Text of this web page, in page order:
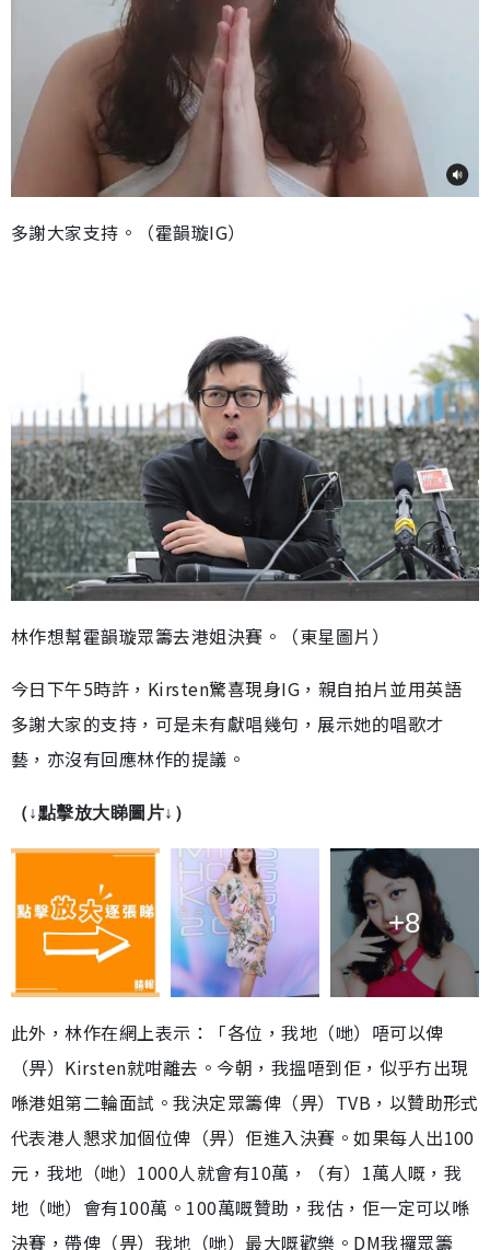
多謝大家支持。（霍韻璇IG）
林作想幫霍韻璇眾籌去港姐決賽。（東星圖片）
今日下午5時許，Kirsten驚喜現身IG，親自拍片並用英語
多謝大家的支持，可是未有獻唱幾句，展示她的唱歌才
藝，亦沒有回應林作的提議。
（↓點擊放大睇圖片↓）
+8
此外，林作在網上表示：「各位，我地（哋）唔可以俾
（畀）Kirsten就咁離去。今朝，我搵唔到佢，似乎冇出現
喺港姐第二輪面試。我決定眾籌俾（畀）TVB，以贊助形式
代表港人懇求加個位俾（畀）佢進入決賽。如果每人出100
元，我地（哋）1000人就會有10萬，（有）1萬人嘅，我
地（哋）會有100萬。100萬嘅贊助，我估，佢一定可以喺
決賽，帶俾（畀）我地（哋）最大嘅歡樂。DM我攞眾籌